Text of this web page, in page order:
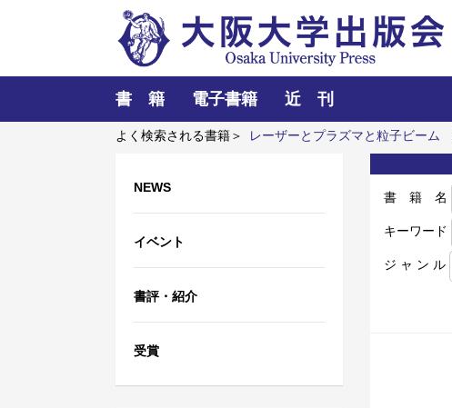
書 籍 電子書籍 近 刊
よく検索される書籍＞ レーザーとプラズマと粒子ビーム
NEWS
イベント
書評・紹介
受賞
書 籍 名
キーワード
ジ ャ ン ル